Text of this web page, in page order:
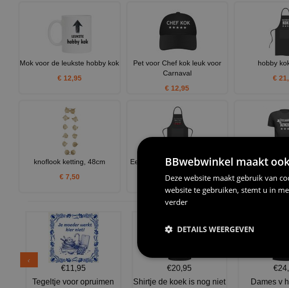
Mok voor de leukste hobby kok
€ 12,95
Pet voor Chef kok leuk voor
Carnaval
€ 12,95
hobby
€
knoflook ketting, 48cm
€ 7,50
Een beetje kok flikkert alles in
€ 21,95
echte
€
€11,95
Tegeltje voor opruimen
€20,95
Shirtje de koek is nog niet
Dames v
BBwebwinkel maakt
Deze website maakt gebruik van
website te gebruiken, stemt u in
verder
DETAILS WEERGEVEN